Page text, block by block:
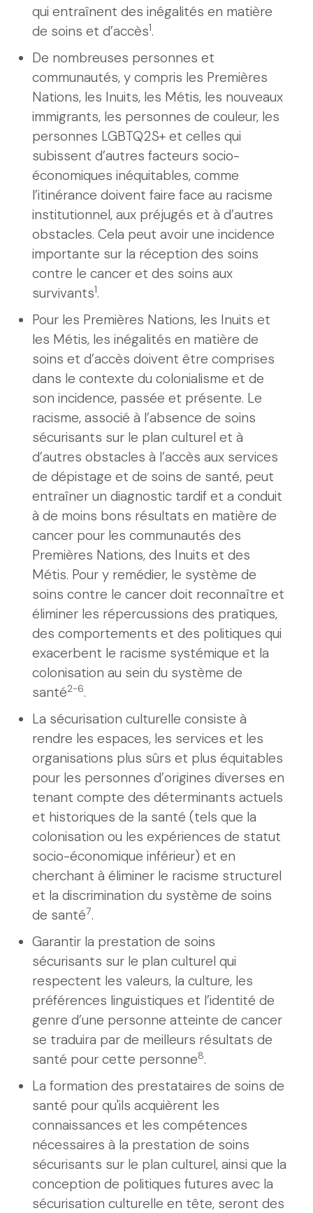
qui entraînent des inégalités en matière
de soins et d’accès1.
De nombreuses personnes et
communautés, y compris les Premières
Nations, les Inuits, les Métis, les nouveaux
immigrants, les personnes de couleur, les
personnes LGBTQ2S+ et celles qui
subissent d’autres facteurs socio-
économiques inéquitables, comme
l’itinérance doivent faire face au racisme
institutionnel, aux préjugés et à d’autres
obstacles. Cela peut avoir une incidence
importante sur la réception des soins
contre le cancer et des soins aux
survivants1.
Pour les Premières Nations, les Inuits et
les Métis, les inégalités en matière de
soins et d’accès doivent être comprises
dans le contexte du colonialisme et de
son incidence, passée et présente. Le
racisme, associé à l’absence de soins
sécurisants sur le plan culturel et à
d’autres obstacles à l’accès aux services
de dépistage et de soins de santé, peut
entraîner un diagnostic tardif et a conduit
à de moins bons résultats en matière de
cancer pour les communautés des
Premières Nations, des Inuits et des
Métis. Pour y remédier, le système de
soins contre le cancer doit reconnaître et
éliminer les répercussions des pratiques,
des comportements et des politiques qui
exacerbent le racisme systémique et la
colonisation au sein du système de
santé2-6.
La sécurisation culturelle consiste à
rendre les espaces, les services et les
organisations plus sûrs et plus équitables
pour les personnes d’origines diverses en
tenant compte des déterminants actuels
et historiques de la santé (tels que la
colonisation ou les expériences de statut
socio-économique inférieur) et en
cherchant à éliminer le racisme structurel
et la discrimination du système de soins
de santé7.
Garantir la prestation de soins
sécurisants sur le plan culturel qui
respectent les valeurs, la culture, les
préférences linguistiques et l’identité de
genre d’une personne atteinte de cancer
se traduira par de meilleurs résultats de
santé pour cette personne8.
La formation des prestataires de soins de
santé pour qu'ils acquièrent les
connaissances et les compétences
nécessaires à la prestation de soins
sécurisants sur le plan culturel, ainsi que la
conception de politiques futures avec la
sécurisation culturelle en tête, seront des